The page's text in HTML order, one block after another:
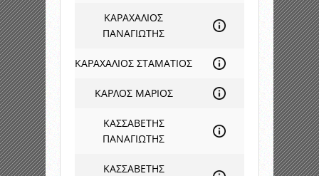
ΚΑΡΑΧΑΛΙΟΣ
ΠΑΝΑΓΙΩΤΗΣ
ΚΑΡΑΧΑΛΙΟΣ ΣΤΑΜΑΤΙΟΣ
ΚΑΡΛΟΣ ΜΑΡΙΟΣ
ΚΑΣΣΑΒΕΤΗΣ
ΠΑΝΑΓΙΩΤΗΣ
ΚΑΣΣΑΒΕΤΗΣ